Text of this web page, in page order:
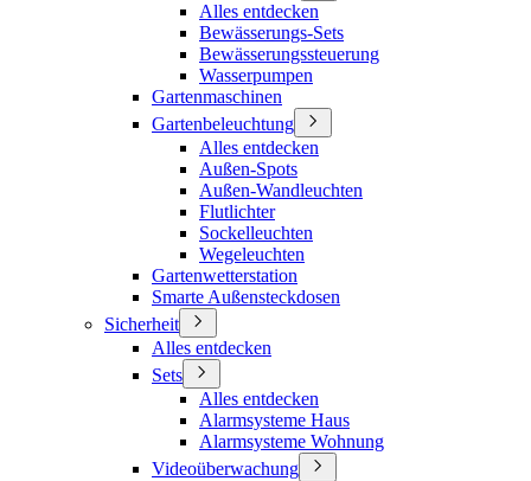
Alles entdecken
Bewässerungs-Sets
Bewässerungssteuerung
Wasserpumpen
Gartenmaschinen
Gartenbeleuchtung
Alles entdecken
Außen-Spots
Außen-Wandleuchten
Flutlichter
Sockelleuchten
Wegeleuchten
Gartenwetterstation
Smarte Außensteckdosen
Sicherheit
Alles entdecken
Sets
Alles entdecken
Alarmsysteme Haus
Alarmsysteme Wohnung
Videoüberwachung